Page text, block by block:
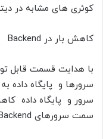
کوئری های مشابه در
کاهش بار در Backend
با هدایت قسمت قابل
سرور و پایگاه داده
سمت سرورهای Backend در زیرساخت ارسال میشود.